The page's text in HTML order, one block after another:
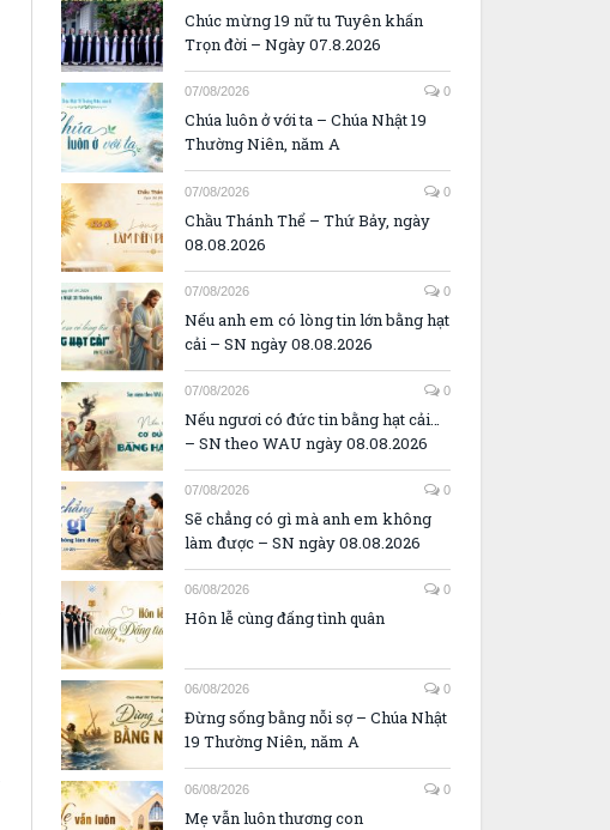
Chúc mừng 19 nữ tu Tuyên khấn
Trọn đời – Ngày 07.8.2026
07/08/2026 0
Chúa luôn ở với ta – Chúa Nhật 19
Thường Niên, năm A
07/08/2026 0
Chầu Thánh Thể – Thứ Bảy, ngày
08.08.2026
07/08/2026 0
Nếu anh em có lòng tin lớn bằng hạt
cải – SN ngày 08.08.2026
07/08/2026 0
Nếu ngươi có đức tin bằng hạt cải…
– SN theo WAU ngày 08.08.2026
07/08/2026 0
Sẽ chẳng có gì mà anh em không
làm được – SN ngày 08.08.2026
06/08/2026 0
Hôn lễ cùng đấng tình quân
06/08/2026 0
Đừng sống bằng nỗi sợ – Chúa Nhật
19 Thường Niên, năm A
06/08/2026 0
Mẹ vẫn luôn thương con